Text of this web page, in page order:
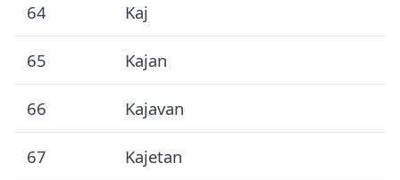
64 Kaj
65 Kajan
66 Kajavan
67 Kajetan